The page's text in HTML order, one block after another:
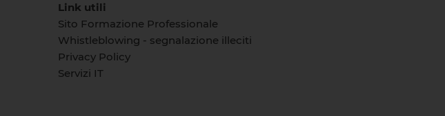
Link utili
Sito Formazione Professionale
Whistleblowing - segnalazione illeciti
Privacy Policy
Servizi IT